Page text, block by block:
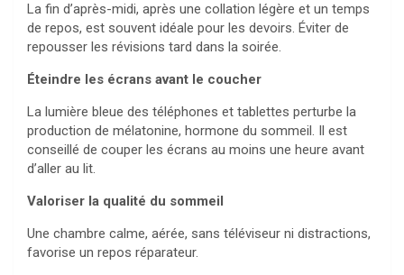
La fin d’après-midi, après une collation légère et un temps
de repos, est souvent idéale pour les devoirs. Éviter de
repousser les révisions tard dans la soirée.
Éteindre les écrans avant le coucher
La lumière bleue des téléphones et tablettes perturbe la
production de mélatonine, hormone du sommeil. Il est
conseillé de couper les écrans au moins une heure avant
d’aller au lit.
Valoriser la qualité du sommeil
Une chambre calme, aérée, sans téléviseur ni distractions,
favorise un repos réparateur.